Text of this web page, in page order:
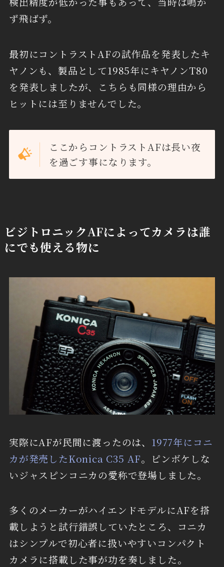
ず飛ばず。
最初にコントラストAFの試作品を発表したキ
ヤノンも、製品として1985年にキヤノンT80
を発表しましたが、こちらも同様の理由から
ヒットには至りませんでした。
ここからコントラストAFは長い夜
を過ごす事になります。
ビジトロニックAFによってカメラは誰
にでも使える物に
実際にAFが民間に渡ったのは、 1977年にコニ
カが発売したKonica C35 AF。ピンボケしな
いジャスピンコニカの愛称で登場しました。
多くのメーカーがハイエンドモデルにAFを搭
載しようと試行錯誤していたところ、コニカ
はシンプルで初心者に扱いやすいコンパクト
カメラに搭載した事が功を奏しました。